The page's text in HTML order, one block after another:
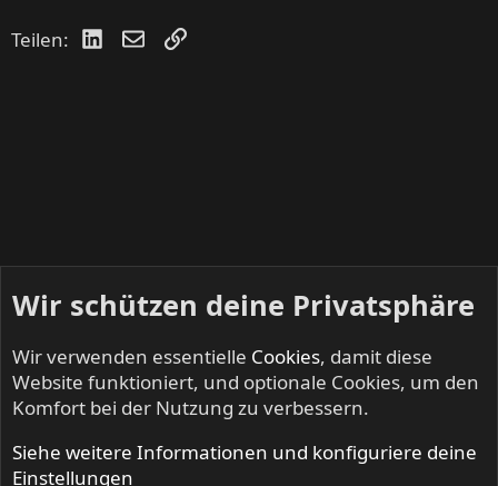
Teilen: LinkedIn
E-MailLink
METROPOLIS - Progressive Rock & Metal
Wir schützen deine Privatsphäre
Wir verwenden essentielle Cookies, damit diese
Website funktioniert, und optionale Cookies, um den
Komfort bei der Nutzung zu verbessern.
Siehe weitere Informationen und konfiguriere deine
Einstellungen